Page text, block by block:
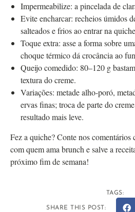
Impermeabilize: a pincelada de
Evite encharcar: recheios úmidos
salteados e frios ao entrar na
Toque extra: asse a forma sobre
choque térmico dá crocância ao
Queijo comedido: 80–120 g
textura do creme.
Variações: metade alho-poró,
ervas finas; troca de parte do
resultado mais leve.
Fez a quiche? Conte nos
com quem ama brunch e salve a
próximo fim de semana!
TAGS:
SHARE THIS POST: